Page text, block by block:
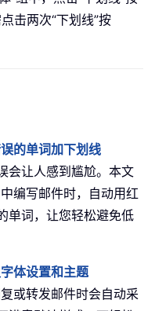
击两次“下划线”按
的单词加下划线
会让人感到尴尬。本文
编写邮件时，自动用红
单词，让您轻松避免低
体设置和主题
或转发邮件时会自动采